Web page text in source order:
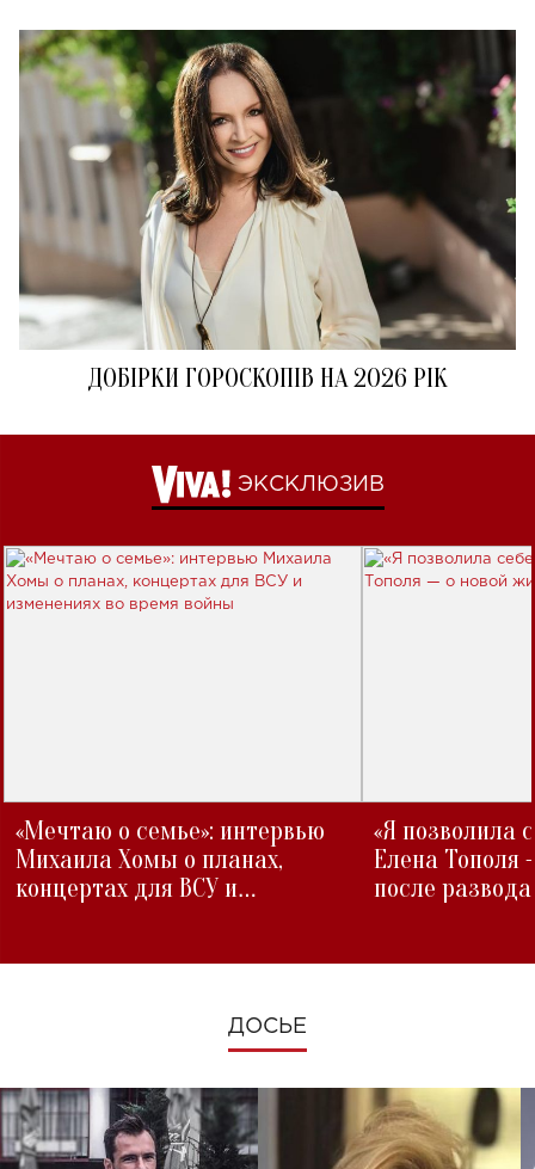
ДОБІРКИ ГОРОСКОПІВ НА 2026 РІК
ЭКСКЛЮЗИВ
«Мечтаю о семье»: интервью
Михаила Хомы о планах,
концертах для ВСУ и
«Я позволила
Елена Тополя
после развода
ДОСЬЕ